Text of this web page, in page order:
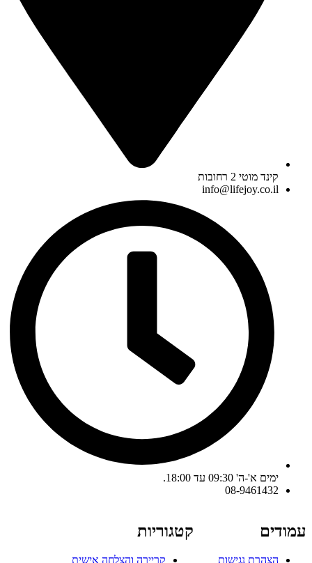
קינד מוטי 2 רחובות
info@lifejoy.co.il
ימים א'-ה' 09:30 עד 18:00.
08-9461432
עמודים
הצהרת נגישות
קטגוריות
קריירה והצלחה אישית